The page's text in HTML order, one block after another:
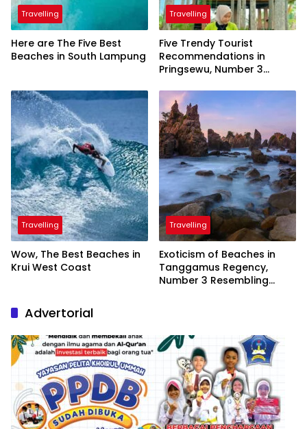
Travelling
Here are The Five Best
Beaches in South Lampung
Travelling
Five Trendy Tourist
Recommendations in
Pringsewu, Number 3
President
Travelling
Wow, The Best Beaches in
Krui West Coast
Travelling
Exoticism of Beaches in
Tanggamus Regency,
Number 3 Resembling
Advertorial